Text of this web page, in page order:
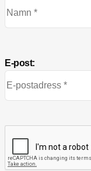
E-post: